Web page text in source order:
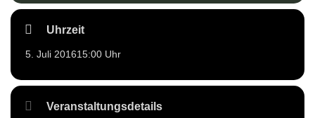
Uhrzeit
5. Juli 201615:00 Uhr
Veranstaltungsdetails